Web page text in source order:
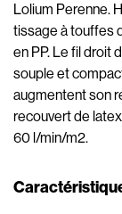
Lolium Perenne.
tissage à touffes
en PP. Le fil droit
souple et
augmentent son
recouvert de
60 l/min/m2.